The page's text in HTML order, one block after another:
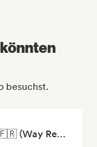
besuchst.
RAP FRANÇAIS 2026 🔥🇫🇷 (Way Records)